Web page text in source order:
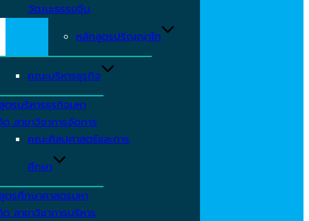
วัฒนะธรรมจีน
หลักสูตรปริญญาโท
คณะบริหารธุรกิจ
ตรบริหารธุรกิจมหา
สาขาวิชาการจัดการ
คณะศิลปศาสตร์และการ
ศึกษา
ตรศึกษาศาสตรมหา
สาขาวิชาการบริหาร